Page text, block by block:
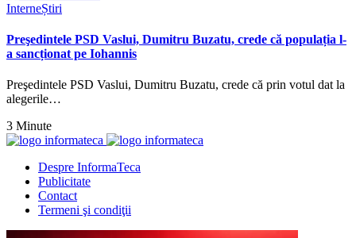
InterneȘtiri
Preşedintele PSD Vaslui, Dumitru Buzatu, crede că populația l-
a sancționat pe Iohannis
Preşedintele PSD Vaslui, Dumitru Buzatu, crede că prin votul dat la
alegerile…
3 Minute
Despre InformaTeca
Publicitate
Contact
Termeni şi condiţii